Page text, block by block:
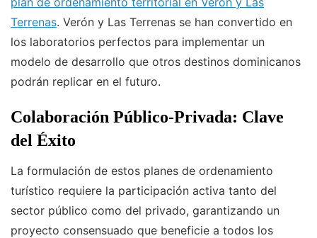
Terrenas. Verón y Las Terrenas se han convertido en
los laboratorios perfectos para implementar un
modelo de desarrollo que otros destinos dominicanos
podrán replicar en el futuro.
Colaboración Público-Privada: Clave
del Éxito
La formulación de estos planes de ordenamiento
turístico requiere la participación activa tanto del
sector público como del privado, garantizando un
proyecto consensuado que beneficie a todos los